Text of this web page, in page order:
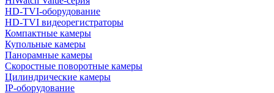
HD-TVI-оборудование
HD-TVI видеорегистраторы
Компактные камеры
Купольные камеры
Панорамные камеры
Скоростные поворотные камеры
Цилиндрические камеры
IP-оборудование